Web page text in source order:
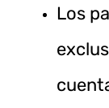
Los